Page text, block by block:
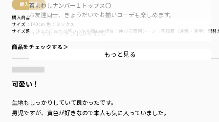
購入商品
購入商品
サイズ感：ぴったり生地の厚さ：やや厚い伸縮性 ：伸びる着用シーン ：普段着（通園・通学） 着替
サイズ：140cm 色：ミックス
商品をチェックする＞
可愛い！
生地もしっかりしていて良かったです。
男児ですが、黄色が好きなので本人も気に入っていました。
着まわしナンバー１トップス〇
お友達同士、きょうだいでお揃いコーデも楽しめます。
ロイヤルコットン100％使用。
どんなコーデにも合わせやすいベーシックな
最大のポイントは
色落ち感にこだわった8ozデニムのポケット！
他と差がつくビンテージ感が◎
もっと見る